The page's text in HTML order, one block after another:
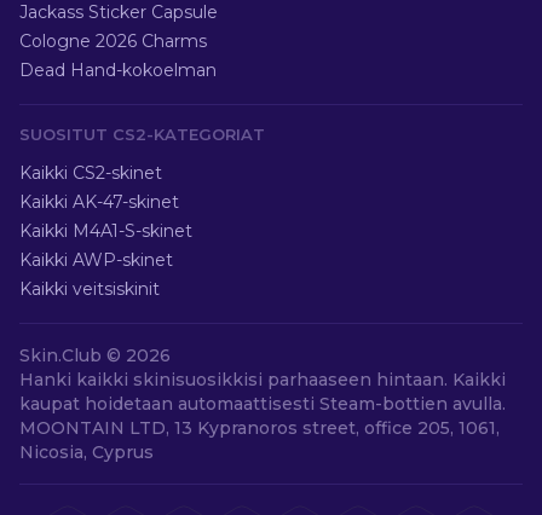
Jackass Sticker Capsule
Cologne 2026 Charms
Dead Hand-kokoelman
SUOSITUT CS2-KATEGORIAT
Kaikki CS2-skinet
Kaikki AK-47-skinet
Kaikki M4A1-S-skinet
Kaikki AWP-skinet
Kaikki veitsiskinit
Skin.Club © 2026
Hanki kaikki skinisuosikkisi parhaaseen hintaan. Kaikki
kaupat hoidetaan automaattisesti Steam-bottien avulla.
MOONTAIN LTD, 13 Kypranoros street, office 205, 1061,
Nicosia, Cyprus